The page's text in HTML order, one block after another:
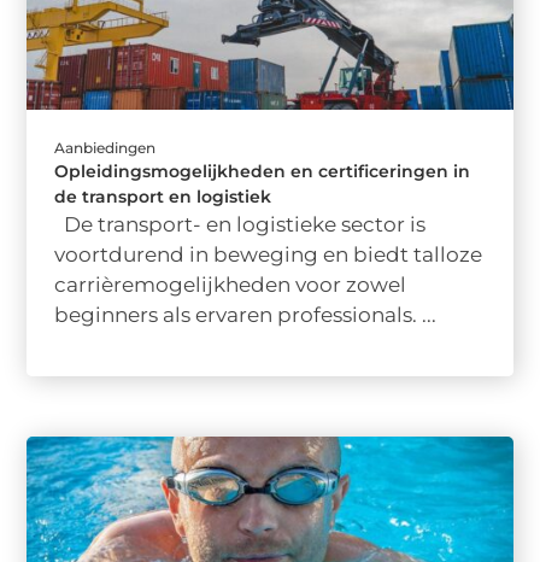
Aanbiedingen
Opleidingsmogelijkheden en certificeringen in
de transport en logistiek
De transport- en logistieke sector is
voortdurend in beweging en biedt talloze
carrièremogelijkheden voor zowel
beginners als ervaren professionals. ...